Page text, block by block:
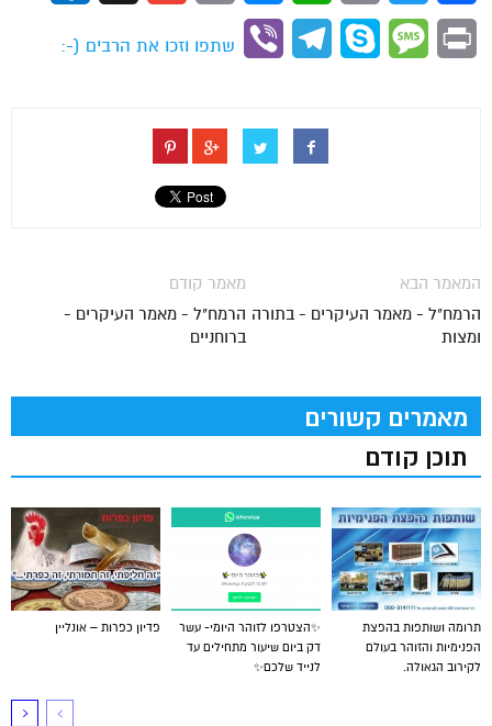
Print
Message
Skype
Telegram
Viber
שתפו וזכו את הרבים (-:
מאמר קודם
הרמח"ל - מאמר העיקרים -
ברוחניים
המאמר הבא
הרמח"ל - מאמר העיקרים - בתורה
ומצות
מאמרים קשורים
תוכן קודם
פדיון כפרות – אונליין
✨הצטרפו לזוהר היומי- עשר
דק ביום שיעור מתחילים עד
לנייד שלכם✨
תרומה ושותפות בהפצת
הפנימיות והזוהר בעולם
לקירוב הגאולה.